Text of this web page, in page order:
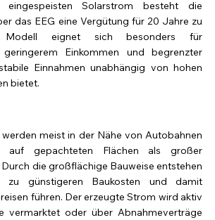
Solarstrom besteht die
das EEG eine Vergütung für 20 Jahre zu
Modell eignet sich besonders für
geringerem Einkommen und begrenzter
Einnahmen unabhängig von hohen
bietet.
meist in der Nähe von Autobahnen
auf gepachteten Flächen als großer
die großflächige Bauweise entstehen
zu günstigeren Baukosten und damit
führen. Der erzeugte Strom wird aktiv
vermarktet oder über Abnahmeverträge